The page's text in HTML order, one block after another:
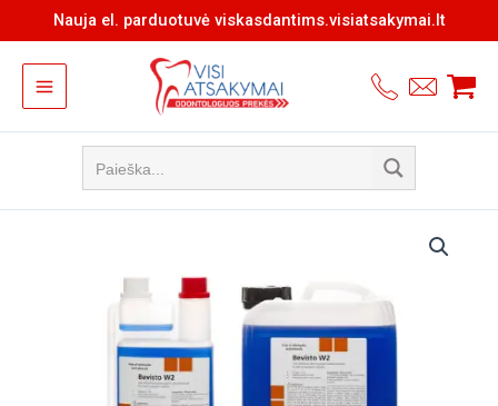
prie
turinio
Nauja el. parduotuvė viskasdantims.visiatsakymai.lt